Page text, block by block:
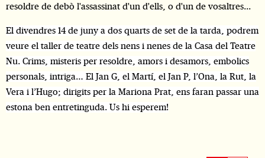
resoldre de debò l'assassinat d'un d'ells, o d'un de vosaltres...
El divendres 14 de juny a dos quarts de set de la tarda, podrem
veure el taller de teatre dels nens i nenes de la Casa del Teatre
Nu. Crims, misteris per resoldre, amors i desamors, embolics
personals, intriga… El Jan G, el Martí, el Jan P, l’Ona, la Rut, la
Vera i l’Hugo; dirigits per la Mariona Prat, ens faran passar una
estona ben entretinguda. Us hi esperem!